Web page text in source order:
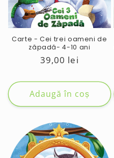
:
Carte - Cei trei oameni de
zăpadă- 4-10 ani
Preț
39,00 lei
Adaugă în coș